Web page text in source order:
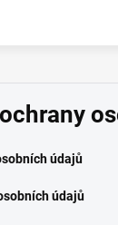
údajů
údajů